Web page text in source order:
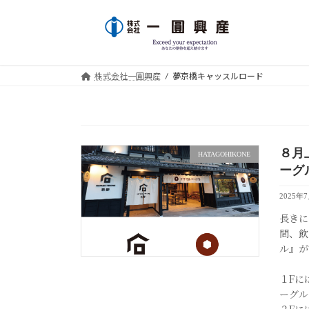
株式会社一圓興産 夢京橋キャッスルロード
HATAGOHIKONE
８
ーグ
2025年7
長き
間、
ル』
１F
ーグル